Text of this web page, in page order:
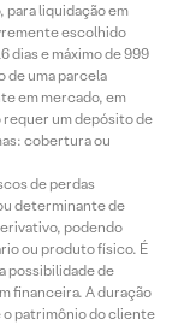
para liquidação em
escolhido
dias e máximo de 999
de uma parcela
em mercado, em
requer um depósito de
cobertura ou
de perdas
determinante de
podendo
ou produto físico. É
possibilidade de
financeira. A duração
o patrimônio do cliente